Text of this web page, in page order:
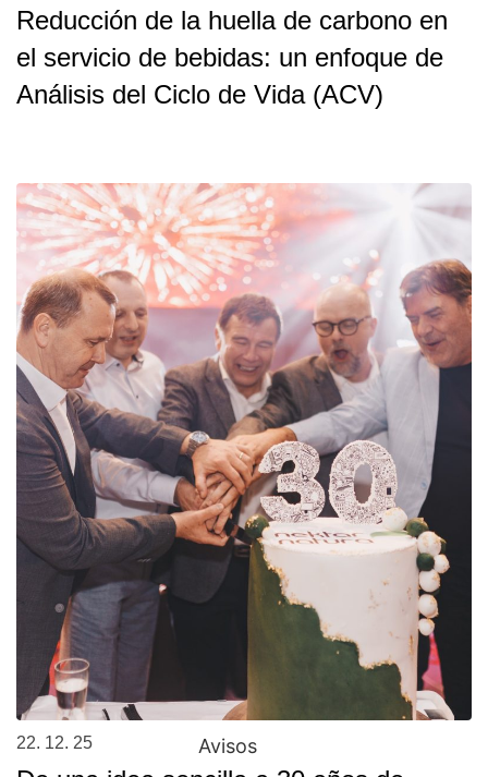
Reducción de la huella de carbono en
el servicio de bebidas: un enfoque de
Análisis del Ciclo de Vida (ACV)
22. 12. 25 Avisos